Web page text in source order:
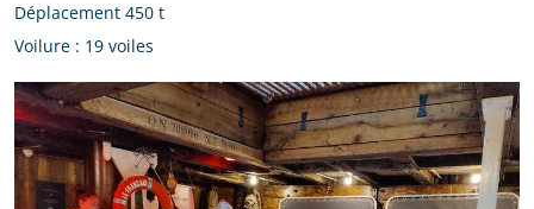
Déplacement 450 t
Voilure : 19 voiles